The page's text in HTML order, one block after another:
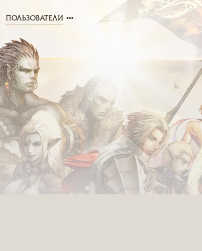
ПОЛЬЗОВАТЕЛИ